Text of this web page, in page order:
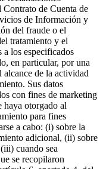
Contrato de Cuenta de
de Información y
del fraude o el
tratamiento y el
a los especificados
en particular, por una
alcance de la actividad
Sus datos
con fines de marketing
haya otorgado al
para fines
a cabo: (i) sobre la
adicional, (ii) sobre
cuando sea
se recopilaron